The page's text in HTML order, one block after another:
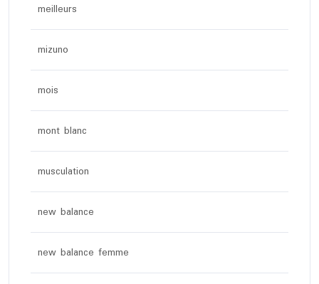
meilleurs
mizuno
mois
mont blanc
musculation
new balance
new balance femme